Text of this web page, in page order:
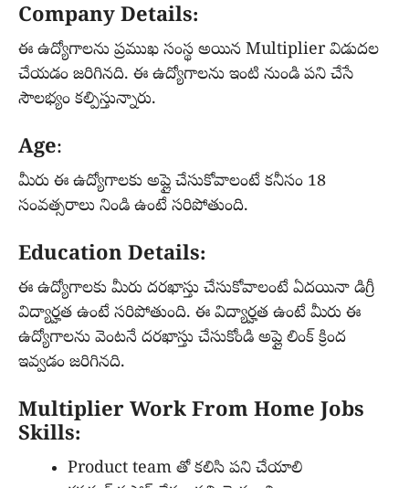
Company Details:
ఈ ఉద్యోగాలను ప్రముఖ సంస్థ అయిన Multiplier విడుదల
చేయడం జరిగినది. ఈ ఉద్యోగాలను ఇంటి నుండి పని చేసే
సౌలభ్యం కల్పిస్తున్నారు.
Age:
మీరు ఈ ఉద్యోగాలకు అప్లై చేసుకోవాలంటే కనీసం 18
సంవత్సరాలు నిండి ఉంటే సరిపోతుంది.
Education Details:
ఈ ఉద్యోగాలకు మీరు దరఖాస్తు చేసుకోవాలంటే ఏదయినా డిగ్రీ
విద్యార్హత ఉంటే సరిపోతుంది. ఈ విద్యార్హత ఉంటే మీరు ఈ
ఉద్యోగాలను వెంటనే దరఖాస్తు చేసుకోండి అప్లై లింక్ క్రింద
ఇవ్వడం జరిగినది.
Multiplier Work From Home Jobs
Skills:
Product team తో కలిసి పని చేయాలి